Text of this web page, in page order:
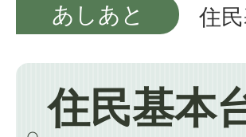
あしあと
住
住民基本